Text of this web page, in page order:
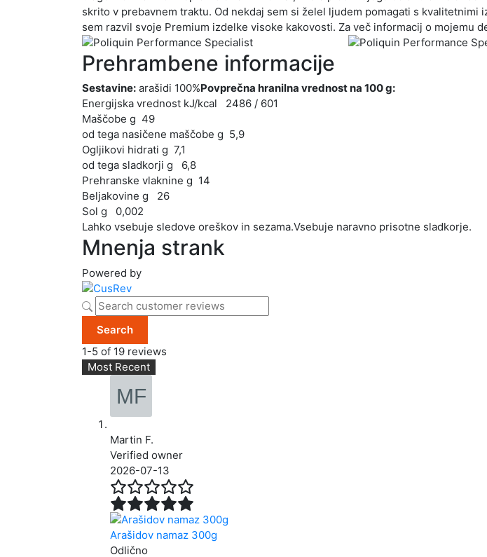
skrito v prebavnem traktu. Od nekdaj sem si želel ljudem pomagati s
sem razvil svoje Premium izdelke visoke kakovosti. Za več informacij o mojemu
Prehrambene informacije
Sestavine: arašidi 100%Povprečna hranilna vrednost na 100 g:
Energijska vrednost kJ/kcal 2486 / 601
Maščobe g 49
od tega nasičene maščobe g 5,9
Ogljikovi hidrati g 7,1
od tega sladkorji g 6,8
Prehranske vlaknine g 14
Beljakovine g 26
Sol g 0,002
Lahko vsebuje sledove oreškov in sezama.Vsebuje naravno prisotne sladkorje.
Mnenja strank
Powered by
Search
1-5 of 19 reviews
Martin F.
Verified owner
2026-07-13
Arašidov namaz 300g
Odlično